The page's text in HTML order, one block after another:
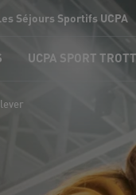
Séjours Sportifs UCPA
UCPA SPORT